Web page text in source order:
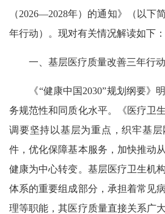
（2026—2028年）的通知》（以下
年行动）。现对有关情况解读如下：
一、基层医疗质量改善三年行动
《“健康中国2030”规划纲要》
务规范性和同质化水平。《医疗卫
调要坚持以基层为重点，织牢基
件，优化保障基本服务，加快推动
健康为中心转变。基层医疗卫生机
体系的重要组成部分，承担着常见
理等职能，其医疗质量直接关系广